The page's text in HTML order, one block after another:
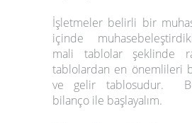
İşletmeler belirli bir
içinde
mali tablolar şeklinde
tablolardan en önemlileri
ve gelir tablosudur.
bilanço ile başlayalım.